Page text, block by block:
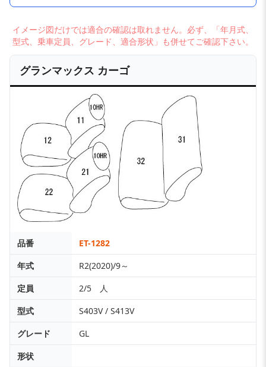
イメージ図だけでは適合の確認は取れません。必ず、「年月式、
型式、乗車定員、グレード、適合形状」も併せてご確認下さい。
グランマックス カーゴ
品番
ET-1282
年式
R2(2020)/9～
定員
2/5 人
型式
S403V / S413V
グレード
GL
形状